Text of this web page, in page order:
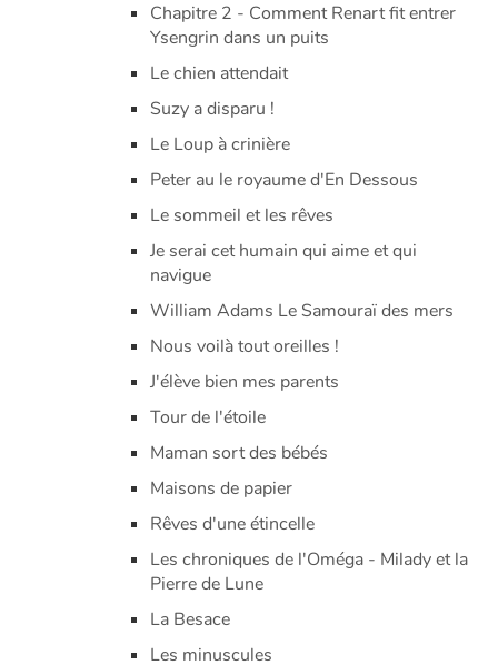
Chapitre 2 - Comment Renart fit entrer
Ysengrin dans un puits
Le chien attendait
Suzy a disparu !
Le Loup à crinière
Peter au le royaume d'En Dessous
Le sommeil et les rêves
Je serai cet humain qui aime et qui
navigue
William Adams Le Samouraï des mers
Nous voilà tout oreilles !
J'élève bien mes parents
Tour de l'étoile
Maman sort des bébés
Maisons de papier
Rêves d'une étincelle
Les chroniques de l'Oméga - Milady et la
Pierre de Lune
La Besace
Les minuscules